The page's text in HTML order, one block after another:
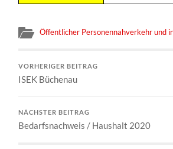
Öffentlicher Personennahverkehr und
VORHERIGER BEITRAG
ISEK Büchenau
NÄCHSTER BEITRAG
Bedarfsnachweis / Haushalt 2020